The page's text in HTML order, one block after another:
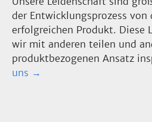
der Entwicklungsprozess von
erfolgreichen Produkt. Diese
wir mit anderen teilen und
produktbezogenen Ansatz
uns →